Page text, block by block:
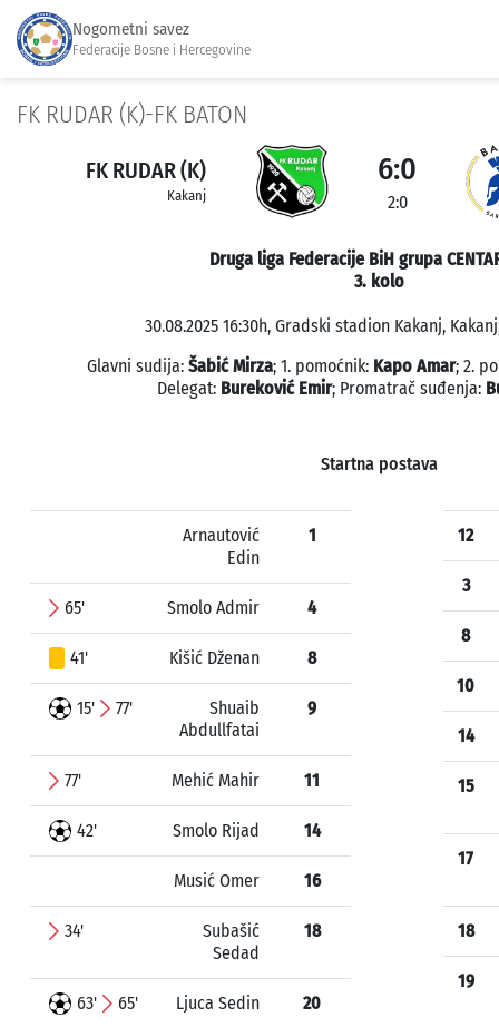
Nogometni savez
Federacije Bosne i Hercegovine
FK RUDAR (K)-FK BATON
FK RUDAR (K)
Kakanj
6:0
2:0
Druga liga Federacije BiH grupa
3. kolo
30.08.2025 16:30h, Gradski stadion Kakanj,
Glavni sudija: Šabić Mirza; 1. pomoćnik: Kapo Amar; 2.
Delegat: Bureković Emir; Promatrač suđenja:
Startna postava
Arnautović
Edin
1
65' Smolo Admir 4
41' Kišić Dženan 8
15' 77'
Shuaib
Abdullfatai
9
77' Mehić Mahir 11
42' Smolo Rijad 14
Musić Omer 16
34'
Subašić
Sedad
18
63' 65' Ljuca Sedin 20
12
3
8
10
14
15
17
18
19